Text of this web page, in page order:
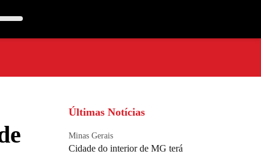
Últimas Notícias
Minas Gerais
Cidade do interior de MG terá